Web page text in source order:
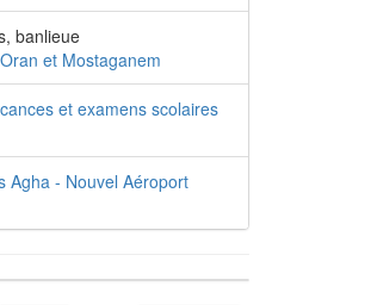
banlieue
Oran et Mostaganem
et examens scolaires
Agha - Nouvel Aéroport